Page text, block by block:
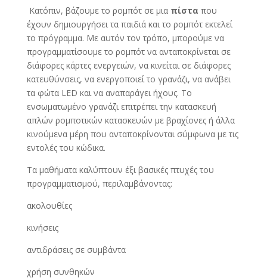
Κατόπιν, βάζουμε το ρομπότ σε μια πίστα που
έχουν δημιουργήσει τα παιδιά και το ρομπότ εκτελεί
το πρόγραμμα. Με αυτόν τον τρόπο, μπορούμε να
προγραμματίσουμε το ρομπότ να ανταποκρίνεται σε
διάφορες κάρτες ενεργειών, να κινείται σε διάφορες
κατευθύνσεις, να ενεργοποιεί το γρανάζι, να ανάβει
τα φώτα LED και να αναπαράγει ήχους. Το
ενσωματωμένο γρανάζι επιτρέπει την κατασκευή
απλών ρομποτικών κατασκευών με βραχίονες ή άλλα
κινούμενα μέρη που ανταποκρίνονται σύμφωνα με τις
εντολές του κώδικα.
Τα μαθήματα καλύπτουν έξι βασικές πτυχές του
προγραμματισμού, περιλαμβάνοντας:
ακολουθίες
κινήσεις
αντιδράσεις σε συμβάντα
χρήση συνθηκών